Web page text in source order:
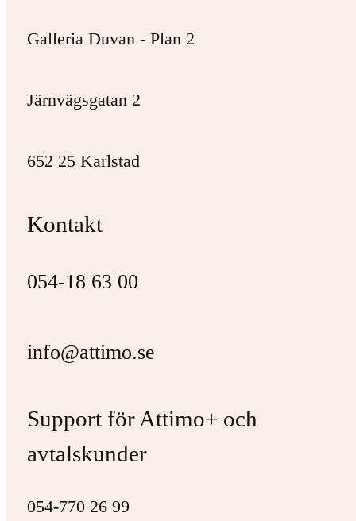
Galleria Duvan - Plan 2
Järnvägsgatan 2
652 25 Karlstad
Kontakt
054-18 63 00
info@attimo.se
Support för Attimo+ och
avtalskunder
054-770 26 99